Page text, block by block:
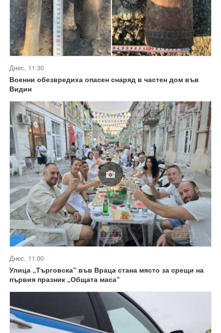
Днес, 11:30
Военни обезвредиха опасен снаряд в частен дом във
Видин
Днес, 11:00
Улица „Търговска“ във Враца стана място за срещи на
първия празник „Общата маса“